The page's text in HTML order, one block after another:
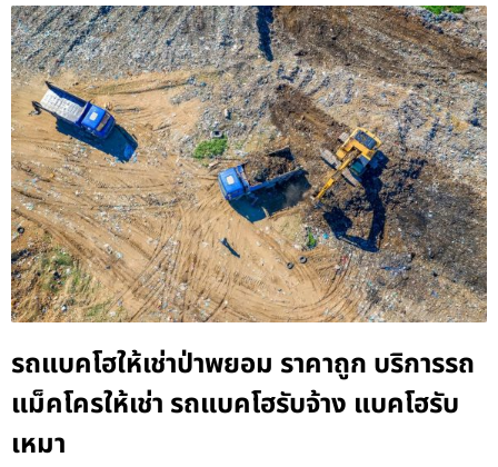
รถแบคโฮให้เช่าป่าพยอม ราคาถูก บริการรถ
แม็คโครให้เช่า รถแบคโฮรับจ้าง แบคโฮรับ
เหมา